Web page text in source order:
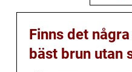
Finns det
bäst brun utan